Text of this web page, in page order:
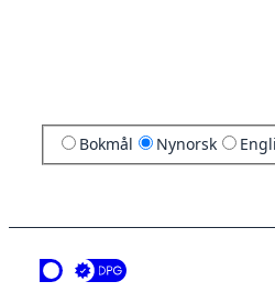
Bokmål Nynorsk